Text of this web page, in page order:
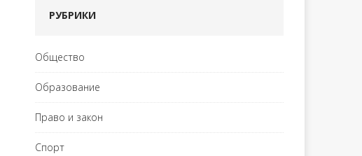
РУБРИКИ
Общество
Образование
Право и закон
Спорт